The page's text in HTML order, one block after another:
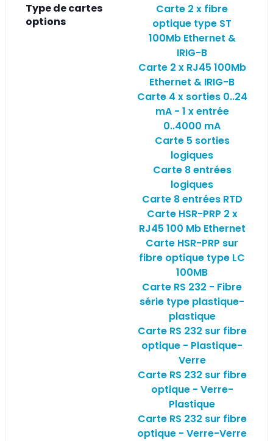
Type de cartes
options
Carte 2 x fibre
optique type ST
100Mb Ethernet &
IRIG-B
Carte 2 x RJ45 100Mb
Ethernet & IRIG-B
Carte 4 x sorties 0..24
mA - 1 x entrée
0..4000 mA
Carte 5 sorties
logiques
Carte 8 entrées
logiques
Carte 8 entrées RTD
Carte HSR-PRP 2 x
RJ45 100 Mb Ethernet
Carte HSR-PRP sur
fibre optique type LC
100MB
Carte RS 232 - Fibre
série type plastique-
plastique
Carte RS 232 sur fibre
optique - Plastique-
Verre
Carte RS 232 sur fibre
optique - Verre-
Plastique
Carte RS 232 sur fibre
optique - Verre-Verre